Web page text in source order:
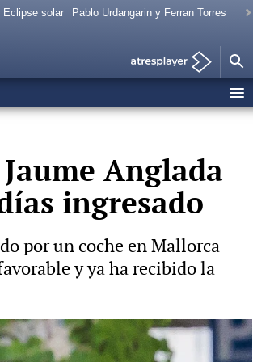
Eclipse solar Pablo Urdangarin y Ferran Torres
Anglada
ingresado
por un coche en Mallorca
y ya ha recibido la
Vídeo: Gtres Foto: Gtres